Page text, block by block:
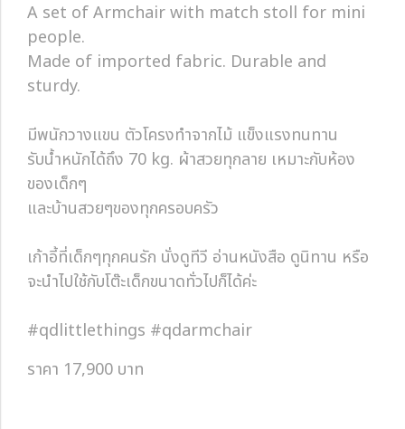
A set of Armchair with match stoll for mini
people.
Made of imported fabric. Durable and
sturdy.
มีพนักวางแขน ตัวโครงทำจากไม้ แข็งแรงทนทาน
รับน้ำหนักได้ถึง 70 kg. ผ้าสวยทุกลาย เหมาะกับห้อง
ของเด็กๆ
และบ้านสวยๆของทุกครอบครัว
เก้าอี้ที่เด็กๆทุกคนรัก นั่งดูทีวี อ่านหนังสือ ดูนิทาน หรือ
จะนำไปใช้กับโต๊ะเด็กขนาดทั่วไปก็ได้ค่ะ
#qdlittlethings #qdarmchair
ราคา 17,900 บาท